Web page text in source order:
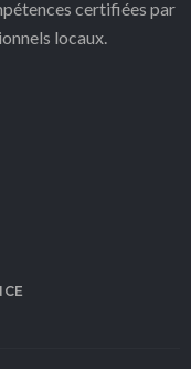
certifiées par
locaux.